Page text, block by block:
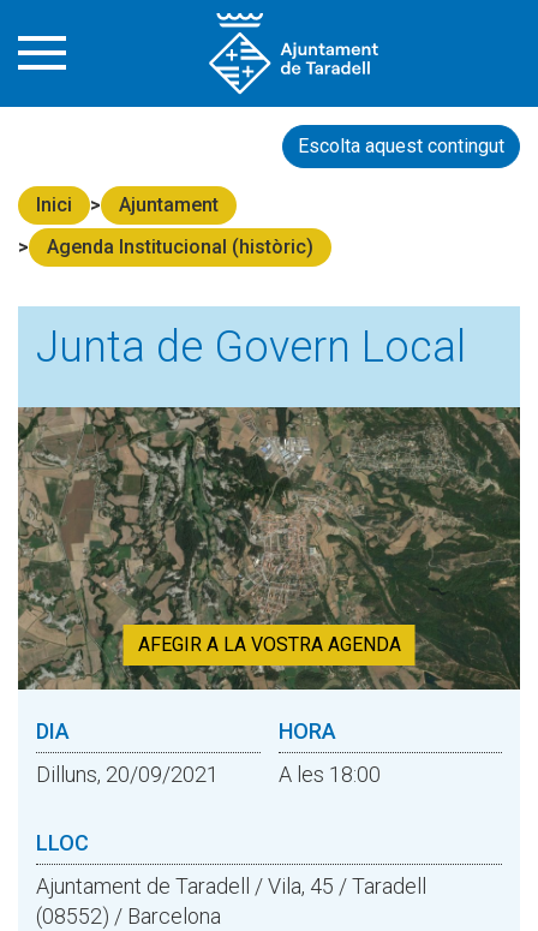
Escolta aquest contingut
Inici
Ajuntament
Agenda Institucional (històric)
Junta de Govern Local
AFEGIR A LA VOSTRA AGENDA
DIA
Dilluns, 20/09/2021
HORA
A les 18:00
LLOC
Ajuntament de Taradell / Vila, 45 / Taradell
(08552) / Barcelona